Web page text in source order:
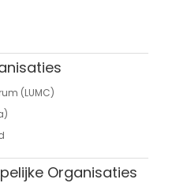
(LUMC)
Organisaties